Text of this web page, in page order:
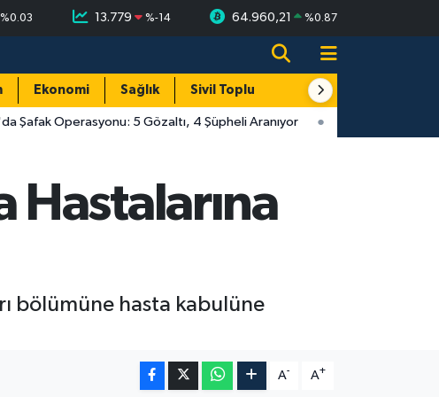
%0.03 13.779 %-14 64.960,21 %0.87
Ekonomi Sağlık Sivil Toplum Turizm
Şafak Operasyonu: 5 Gözaltı, 4 Şüpheli Aranıyor
bölümüne hasta kabulüne
A- A+